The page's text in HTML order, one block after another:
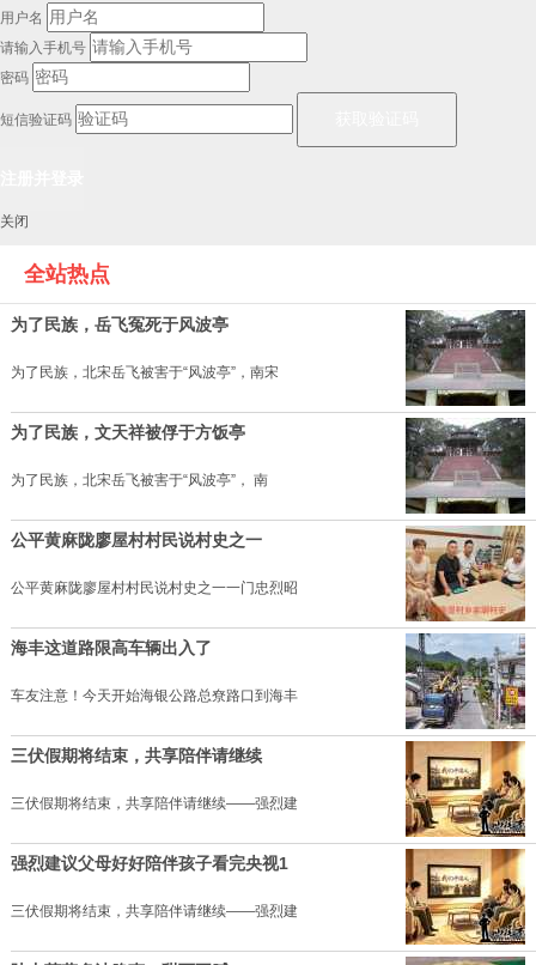
用户名
请输入手机号
密码
短信验证码
关闭
全站热点
为了民族，岳飞冤死于风波亭
为了民族，北宋岳飞被害于“风波亭”，南宋
为了民族，文天祥被俘于方饭亭
为了民族，北宋岳飞被害于“风波亭”， 南
公平黄麻陇廖屋村村民说村史之一
公平黄麻陇廖屋村村民说村史之一一门忠烈昭
海丰这道路限高车辆出入了
车友注意！今天开始海银公路总尞路口到海丰
三伏假期将结束，共享陪伴请继续
三伏假期将结束，共享陪伴请继续——强烈建
强烈建议父母好好陪伴孩子看完央视1
三伏假期将结束，共享陪伴请继续——强烈建